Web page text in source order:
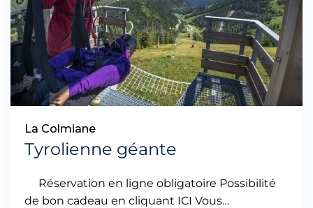
La Colmiane
Tyrolienne géante
Réservation en ligne obligatoire Possibilité
de bon cadeau en cliquant ICI Vous…